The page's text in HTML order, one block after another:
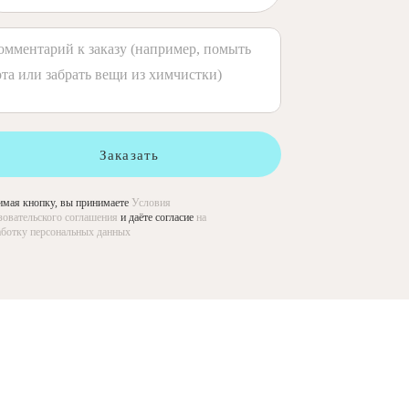
Заказать
кнопку, вы принимаете Условия
соглашения и даёте согласие на
персональных данных